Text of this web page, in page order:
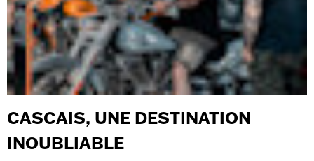
CASCAIS, UNE DESTINATION
INOUBLIABLE